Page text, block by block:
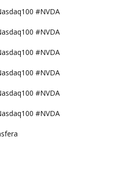
#NVDA
#NVDA
#NVDA
#NVDA
#NVDA
#NVDA